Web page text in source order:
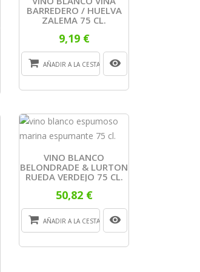
BARREDERO / HUELVA
ZALEMA 75 CL.
9,19 €
AÑADIR A LA CESTA
VINO BLANCO
BELONDRADE & LURTON
RUEDA VERDEJO 75 CL.
50,82 €
AÑADIR A LA CESTA